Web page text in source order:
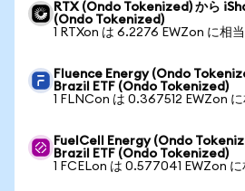
RTX (Ondo Tokenized) から
(Ondo Tokenized)
1 RTXon は 6.2276 EWZon に相当
Fluence Energy (Ondo
Brazil ETF (Ondo Tokenized)
1 FLNCon は 0.367512 EWZon に
FuelCell Energy (Ondo
Brazil ETF (Ondo Tokenized)
1 FCELon は 0.577041 EWZon に